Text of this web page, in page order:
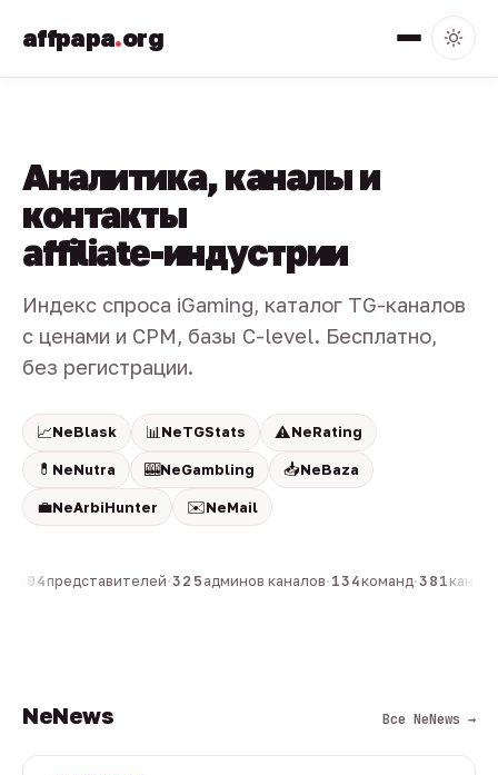
affpapa.org
Аналитика, каналы и
контакты
affiliate-индустрии
Индекс спроса iGaming, каталог TG-каналов
с ценами и CPM, базы C-level. Бесплатно,
без регистрации.
📈NeBlask 📊 NeTGStats ⚠️NeRating
💊 NeNutra 🎰NeGambling 📥NeBaza
💼NeArbiHunter ✉️NeMail
804представителей·325 админов каналов·134команд·381
NeNews Все NeNews →